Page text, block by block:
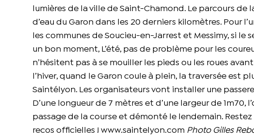
lumières de la ville de Saint-Chamond. Le parcours
d’eau du Garon dans les 20 derniers kilomètres. Pour
les communes de Soucieu-en-Jarrest et Messimy, si le
un bon moment, L’été, pas de problème pour les
n’hésitent pas à se mouiller les pieds ou les roues
l’hiver, quand le Garon coule à plein, la traversée est
Saintélyon. Les organisateurs vont installer une
D’une longueur de 7 mètres et d’une largeur de
passage de la course et démonté le lendemain.
recos officielles ! www.saintelyon.com Photo Gilles